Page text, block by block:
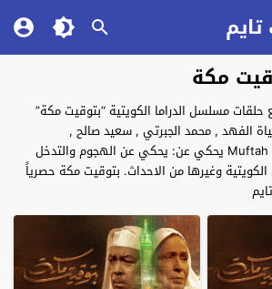
مكة
مسلسل الدراما الكويتية “بتوقيت مكة”
الفهد , محمد الجبرتي , سعيد صالح ,
عبدالرحمن الهزيم Muftah Sol يحكي عن: يحكي عن الهجوم والتدخل
وغيرها من الاحداث. بتوقيت مكة حصرياً